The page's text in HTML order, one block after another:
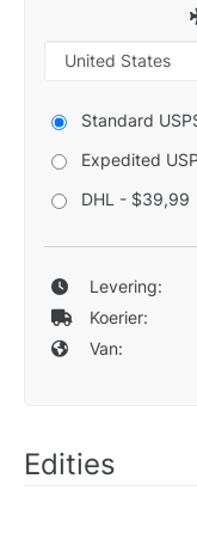
Standard
Expedited
DHL - $39,99
Levering:
Koerier:
Van:
Edities